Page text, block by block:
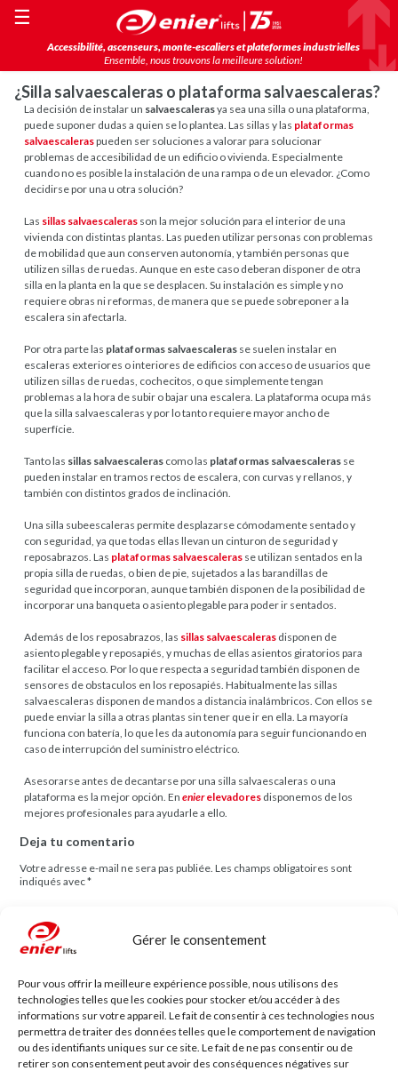
Gérer le consentement
Pour vous offrir la meilleure expérience possible, nous utilisons des
technologies telles que les cookies pour stocker et/ou accéder à des
informations sur votre appareil. Le fait de consentir à ces technologies nous
permettra de traiter des données telles que le comportement de navigation
ou des identifiants uniques sur ce site. Le fait de ne pas consentir ou de
retirer son consentement peut avoir des conséquences négatives sur
Accessibilité, ascenseurs, monte-escaliers et plateformes industrielles
Ensemble, nous trouvons la meilleure solution!
☰
¿Silla salvaescaleras o plataforma salvaescaleras?
La decisión de instalar un salvaescalerasya sea una silla o una plataforma,
puede suponer dudas a quien se lo plantea. Las sillas y las plataformas
salvaescaleraspueden ser soluciones a valorar para solucionar
problemas de accesibilidad de un edificio o vivienda. Especialmente
cuando no es posible la instalación de una rampa o de un elevador. ¿Como
decidirse por una u otra solución?
Las sillas salvaescaleras son la mejor solución para el interior de una
vivienda con distintas plantas. Las pueden utilizar personas con problemas
de mobilidad que aun conserven autonomía, y también personas que
utilizen sillas de ruedas. Aunque en este caso deberan disponer de otra
silla en la planta en la que se desplacen. Su instalación es simple y no
requiere obras ni reformas, de manera que se puede sobreponer a la
escalera sin afectarla.
Por otra parte las plataformas salvaescaleras se suelen instalar en
escaleras exteriores o interiores de edificios con acceso de usuarios que
utilizen sillas de ruedas, cochecitos, o que simplemente tengan
problemas a la hora de subir o bajar una escalera. La plataforma ocupa más
que la silla salvaescaleras y por lo tanto requiere mayor ancho de
superfície.
Tanto las sillas salvaescaleras como las plataformas salvaescaleras se
pueden instalar en tramos rectos de escalera, con curvas y rellanos, y
también con distintos grados de inclinación.
Una silla subeescaleras permite desplazarse cómodamente sentado y
con seguridad, ya que todas ellas llevan un cinturon de seguridad y
reposabrazos. Las plataformas salvaescaleras se utilizan sentados en la
propia silla de ruedas, o bien de pie, sujetados a las barandillas de
seguridad que incorporan, aunque también disponen de la posibilidad de
incorporar una banqueta o asiento plegable para poder ir sentados.
Además de los reposabrazos, las sillas salvaescaleras disponen de
asiento plegable y reposapiés, y muchas de ellas asientos giratorios para
facilitar el acceso. Por lo que respecta a seguridad también disponen de
sensores de obstaculos en los reposapiés. Habitualmente las sillas
salvaescaleras disponen de mandos a distancia inalámbricos. Con ellos se
puede enviar la silla a otras plantas sin tener que ir en ella. La mayoría
funciona con batería, lo que les da autonomía para seguir funcionando en
caso de interrupción del suministro eléctrico.
Asesorarse antes de decantarse por una silla salvaescaleras o una
plataforma es la mejor opción. Enenierelevadores disponemos de los
mejores profesionales para ayudarle a ello.
Deja tu comentario
Votre adresse e-mail ne sera pas publiée. Les champs obligatoires sont
indiqués avec*
Comentario
Nom* Mail*